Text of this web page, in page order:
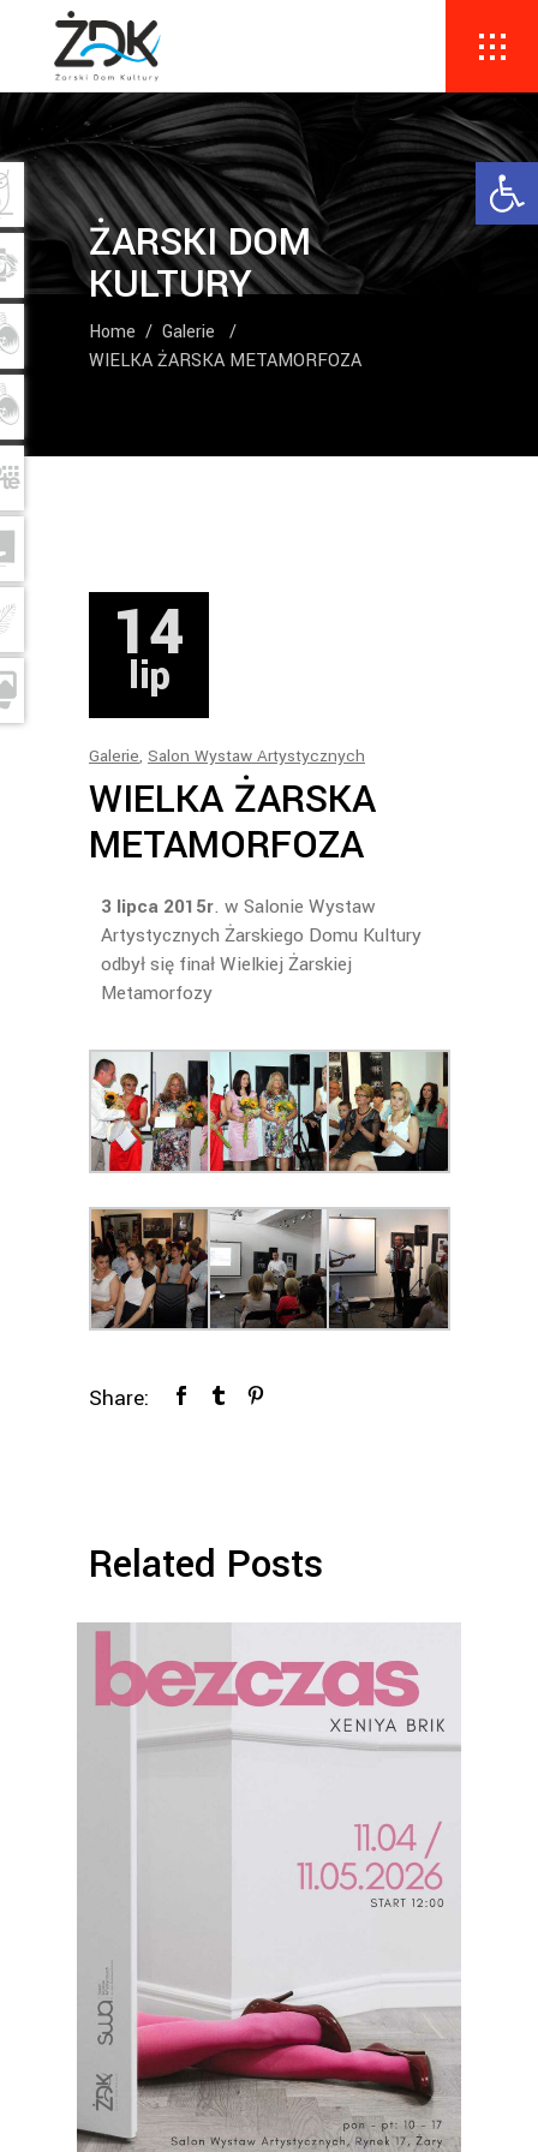
ŻARSKI DOM
KULTURY
Home / Galerie
/
WIELKA ŻARSKA METAMORFOZA
14
lip
Galerie, Salon Wystaw Artystycznych
WIELKA ŻARSKA
METAMORFOZA
3 lipca 2015r. w Salonie Wystaw
Artystycznych Żarskiego Domu Kultury
odbył się finał Wielkiej Żarskiej
Metamorfozy
Share:
Related Posts